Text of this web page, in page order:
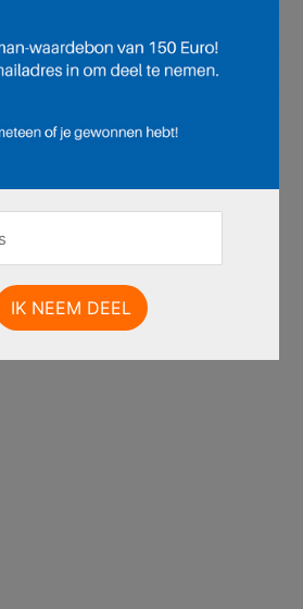
van de Zeeman folder, geldig van